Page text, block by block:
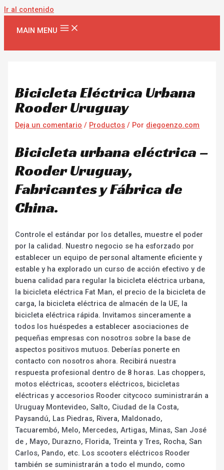
Ir al contenido
MAIN MENU
Bicicleta Eléctrica Urbana
Rooder Uruguay
Deja un comentario / Productos / Por diegoenzo.com
Bicicleta urbana eléctrica –
Rooder Uruguay,
Fabricantes y Fábrica de
China.
Controle el estándar por los detalles, muestre el poder
por la calidad. Nuestro negocio se ha esforzado por
establecer un equipo de personal altamente eficiente y
estable y ha explorado un curso de acción efectivo y de
buena calidad para regular la bicicleta eléctrica urbana,
la bicicleta eléctrica Fat Man, el precio de la bicicleta de
carga, la bicicleta eléctrica de almacén de la UE, la
bicicleta eléctrica rápida. Invitamos sinceramente a
todos los huéspedes a establecer asociaciones de
pequeñas empresas con nosotros sobre la base de
aspectos positivos mutuos. Deberías ponerte en
contacto con nosotros ahora. Recibirá nuestra
respuesta profesional dentro de 8 horas. Las choppers,
motos eléctricas, scooters eléctricos, bicicletas
eléctricas y accesorios Rooder citycoco suministrarán a
Uruguay Montevideo, Salto, Ciudad de la Costa,
Paysandú, Las Piedras, Rivera, Maldonado,
Tacuarembó, Melo, Mercedes, Artigas, Minas, San José
de , Mayo, Durazno, Florida, Treinta y Tres, Rocha, San
Carlos, Pando, etc. Los scooters eléctricos Rooder
también se suministrarán a todo el mundo, como